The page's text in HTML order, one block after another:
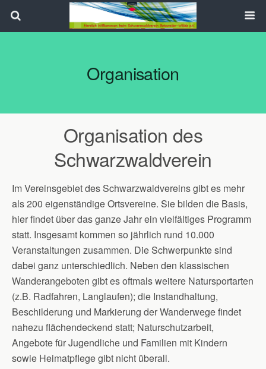
Organisation
Organisation des
Schwarzwaldverein
Im Vereinsgebiet des Schwarzwaldvereins gibt es mehr
als 200 eigenständige Ortsvereine. Sie bilden die Basis,
hier findet über das ganze Jahr ein vielfältiges Programm
statt. Insgesamt kommen so jährlich rund 10.000
Veranstaltungen zusammen. Die Schwerpunkte sind
dabei ganz unterschiedlich. Neben den klassischen
Wanderangeboten gibt es oftmals weitere Natursportarten
(z.B. Radfahren, Langlaufen); die Instandhaltung,
Beschilderung und Markierung der Wanderwege findet
nahezu flächendeckend statt; Naturschutzarbeit,
Angebote für Jugendliche und Familien mit Kindern
sowie Heimatpflege gibt nicht überall.